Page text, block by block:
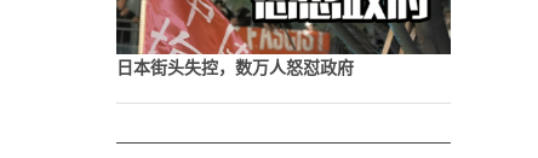
日本街头失控，数万人怒怼政府